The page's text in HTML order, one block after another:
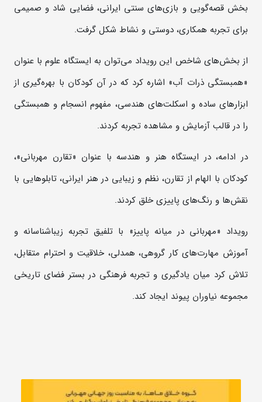
بخش قصه‌گویی و بازی‌های سنتی ایرانی، فضایی شاد و صمیمی
برای تجربه همکاری، دوستی و نشاط شکل گرفت.
از بخش‌های شاخص این رویداد می‌توان به ایستگاه علوم با عنوان
«همبستگی ذرات آب» اشاره کرد که در آن کودکان با بهره‌گیری از
ابزارهای ساده و اسکلت‌های هندسی، مفهوم انسجام و همبستگی
را در قالب آزمایش و مشاهده تجربه کردند.
در ادامه، در ایستگاه هنر و هندسه با عنوان «تقارن مهربانی»،
کودکان با الهام از تقارن، نظم و زیبایی در هنر ایرانی، تابلوهایی با
نقش‌ها و رنگ‌های پاییزی خلق کردند.
رویداد «مهربانی در میانه‌ پاییز» با تلفیق تجربه زیباشناسانه و
آموزش مهارت‌های کار گروهی، همدلی، خلاقیت و احترام متقابل،
تلاش کرد میان یادگیری و تجربه‌ فرهنگی در بستر فضای تاریخی
مجموعه نیاوران پیوند ایجاد کند.